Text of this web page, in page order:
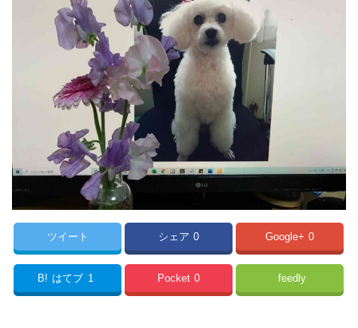
ツイート シェア 0 Google+ 0
B! はてブ 1 Pocket 0 feedly